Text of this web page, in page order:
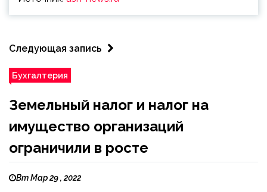
Следующая запись
Бухгалтерия
Земельный налог и налог на
имущество организаций
ограничили в росте
Вт Мар 29 , 2022